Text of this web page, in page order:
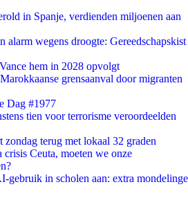
in Spanje, verdienden miljoenen aan
alarm wegens droogte: Gereedschapskist
hem in 2028 opvolgt
grensaanval door migranten
Dag #1977
tien voor terrorisme veroordeelden
zondag terug met lokaal 32 graden
crisis Ceuta, moeten we onze
gebruik in scholen aan: extra mondelinge